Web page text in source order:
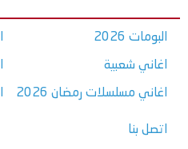
البومات 2026
اغاني شعبية
اغاني مسلسلات رمضان 2026
اتصل بنا